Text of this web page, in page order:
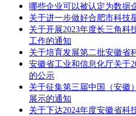
哪些企业可以被认定为数据
关于进一步做好合肥市科技
关于开展2023年度长三角科
工作的通知
关于培育发展第二批安徽省
安徽省工业和信息化厅关于
的公示
关于征集第三届中国（安徽
展示的通知
关于下达2024年度安徽省科